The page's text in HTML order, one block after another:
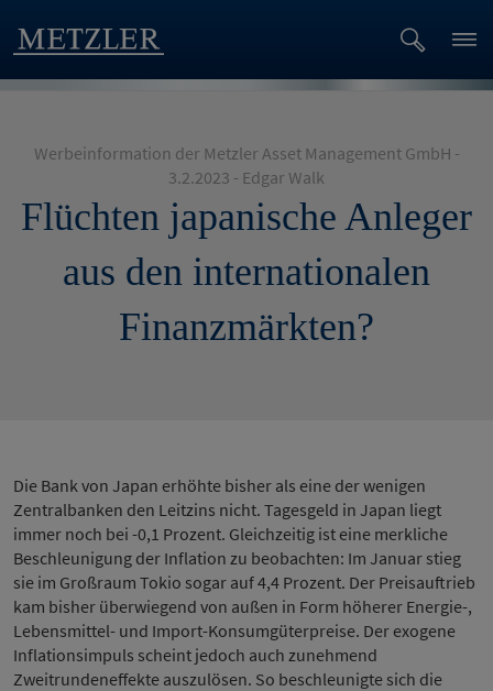
Werbeinformation der Metzler Asset Management GmbH -
3.2.2023 - Edgar Walk
Flüchten japanische Anleger
aus den internationalen
Finanzmärkten?
Die Bank von Japan erhöhte bisher als eine der wenigen
Zentralbanken den Leitzins nicht. Tagesgeld in Japan liegt
immer noch bei -0,1 Prozent. Gleichzeitig ist eine merkliche
Beschleunigung der Inflation zu beobachten: Im Januar stieg
sie im Großraum Tokio sogar auf 4,4 Prozent. Der Preisauftrieb
kam bisher überwiegend von außen in Form höherer Energie-,
Lebensmittel- und Import-Konsumgüterpreise. Der exogene
Inflationsimpuls scheint jedoch auch zunehmend
Zweitrundeneffekte auszulösen. So beschleunigte sich die